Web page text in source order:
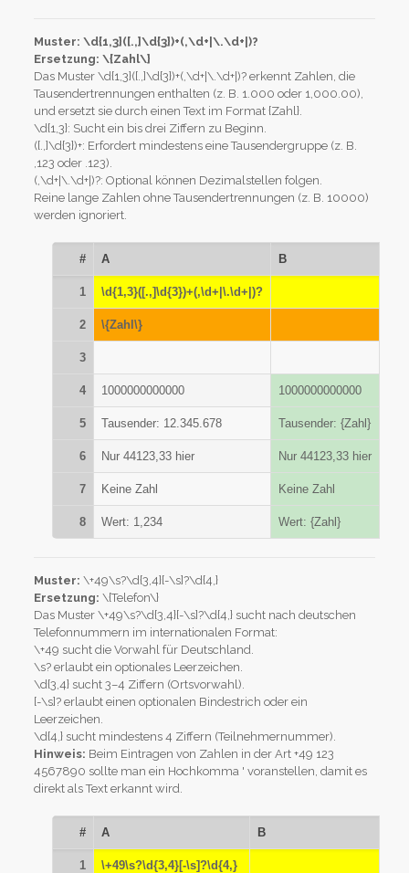
Muster: \d{1,3}([.,]\d{3})+(,\d+|\.\d+|)?
Ersetzung: \{Zahl\}
Das Muster \d{1,3}([.,]\d{3})+(,\d+|\.\d+|)? erkennt Zahlen, die
Tausendertrennungen enthalten (z. B. 1.000 oder 1,000.00),
und ersetzt sie durch einen Text im Format {Zahl}.
\d{1,3}: Sucht ein bis drei Ziffern zu Beginn.
([.,]\d{3})+: Erfordert mindestens eine Tausendergruppe (z. B.
,123 oder .123).
(,\d+|\.\d+|)?: Optional können Dezimalstellen folgen.
Reine lange Zahlen ohne Tausendertrennungen (z. B. 10000)
werden ignoriert.
# A B
1 \d{1,3}([.,]\d{3})+(,\d+|\.\d+|)?
2 \{Zahl\}
3
4 1000000000000 1000000000000
5 Tausender: 12.345.678 Tausender: {Zahl}
6 Nur 44123,33 hier Nur 44123,33 hier
7 Keine Zahl Keine Zahl
8 Wert: 1,234 Wert: {Zahl}
Muster: \+49\s?\d{3,4}[-\s]?\d{4,}
Ersetzung: \{Telefon\}
Das Muster \+49\s?\d{3,4}[-\s]?\d{4,} sucht nach deutschen
Telefonnummern im internationalen Format:
\+49 sucht die Vorwahl für Deutschland.
\s? erlaubt ein optionales Leerzeichen.
\d{3,4} sucht 3–4 Ziffern (Ortsvorwahl).
[-\s]? erlaubt einen optionalen Bindestrich oder ein
Leerzeichen.
\d{4,} sucht mindestens 4 Ziffern (Teilnehmernummer).
Hinweis: Beim Eintragen von Zahlen in der Art +49 123
4567890 sollte man ein Hochkomma ' voranstellen, damit es
direkt als Text erkannt wird.
# A B
1 \+49\s?\d{3,4}[-\s]?\d{4,}